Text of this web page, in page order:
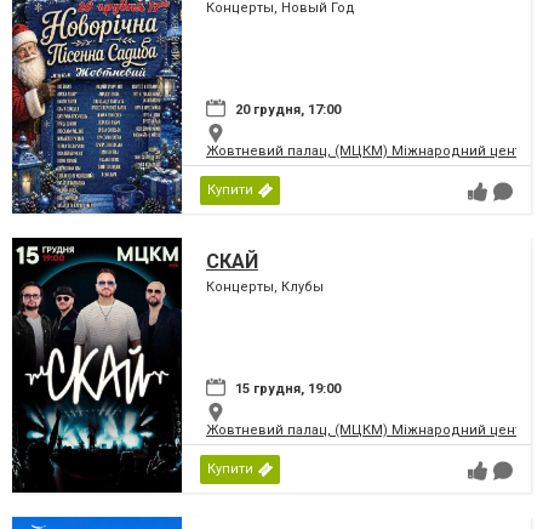
Концерты, Новый Год
20 грудня, 17:00
Жовтневий палац, (МЦКМ) Міжнародний центр
Купити
СКАЙ
Концерты, Клубы
15 грудня, 19:00
Жовтневий палац, (МЦКМ) Міжнародний центр
Купити